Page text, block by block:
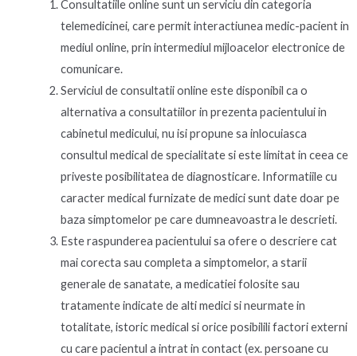
Consultatiile online sunt un serviciu din categoria
telemedicinei, care permit interactiunea medic-pacient in
mediul online, prin intermediul mijloacelor electronice de
comunicare.
Serviciul de consultatii online este disponibil ca o
alternativa a consultatiilor in prezenta pacientului in
cabinetul medicului, nu isi propune sa inlocuiasca
consultul medical de specialitate si este limitat in ceea ce
priveste posibilitatea de diagnosticare. Informatiile cu
caracter medical furnizate de medici sunt date doar pe
baza simptomelor pe care dumneavoastra le descrieti.
Este raspunderea pacientului sa ofere o descriere cat
mai corecta sau completa a simptomelor, a starii
generale de sanatate, a medicatiei folosite sau
tratamente indicate de alti medici si neurmate in
totalitate, istoric medical si orice posibilili factori externi
cu care pacientul a intrat in contact (ex. persoane cu